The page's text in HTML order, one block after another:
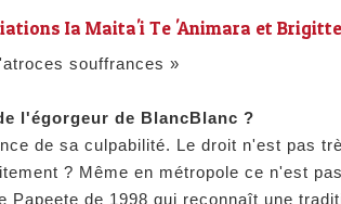
Ia Maita'i Te 'Animara et
souffrances »
l'égorgeur de BlancBlanc ?
de sa culpabilité. Le droit n'est pas
? Même en métropole ce n'est
Papeete de 1998 qui reconnaît une